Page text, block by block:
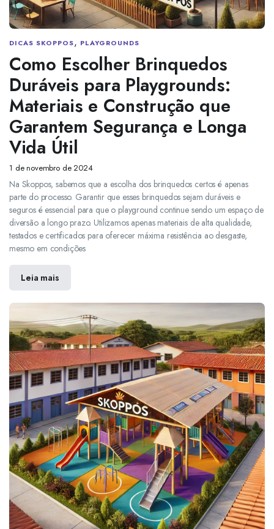
DICAS SKOPPOS, PLAYGROUNDS
Como Escolher Brinquedos
Duráveis para Playgrounds:
Materiais e Construção que
Garantem Segurança e Longa
Vida Útil
1 de novembro de 2024
Na Skoppos, sabemos que a escolha dos brinquedos certos é apenas
parte do processo. Garantir que esses brinquedos sejam duráveis e
seguros é essencial para que o playground continue sendo um espaço de
diversão a longo prazo. Utilizamos apenas materiais de alta qualidade,
testados e certificados para oferecer máxima resistência ao desgaste,
mesmo em condições
Leia mais